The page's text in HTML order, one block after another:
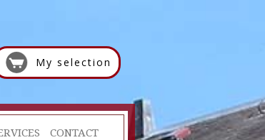
My selection
CONTACT